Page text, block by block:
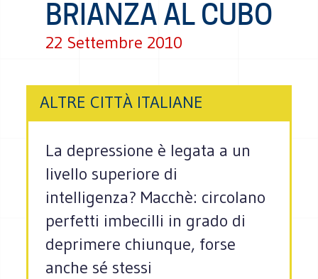
BRIANZA AL CUBO
22 Settembre 2010
ALTRE CITTÀ ITALIANE
La depressione è legata a un
livello superiore di
intelligenza? Macchè: circolano
perfetti imbecilli in grado di
deprimere chiunque, forse
anche sé stessi